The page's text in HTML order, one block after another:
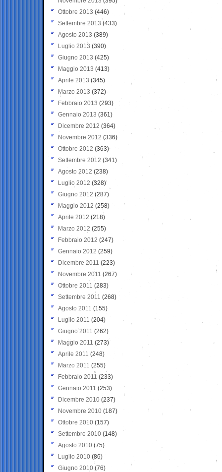
Ottobre 2013 (446)
Settembre 2013 (433)
Agosto 2013 (389)
Luglio 2013 (390)
Giugno 2013 (425)
Maggio 2013 (413)
Aprile 2013 (345)
Marzo 2013 (372)
Febbraio 2013 (293)
Gennaio 2013 (361)
Dicembre 2012 (364)
Novembre 2012 (336)
Ottobre 2012 (363)
Settembre 2012 (341)
Agosto 2012 (238)
Luglio 2012 (328)
Giugno 2012 (287)
Maggio 2012 (258)
Aprile 2012 (218)
Marzo 2012 (255)
Febbraio 2012 (247)
Gennaio 2012 (259)
Dicembre 2011 (223)
Novembre 2011 (267)
Ottobre 2011 (283)
Settembre 2011 (268)
Agosto 2011 (155)
Luglio 2011 (204)
Giugno 2011 (262)
Maggio 2011 (273)
Aprile 2011 (248)
Marzo 2011 (255)
Febbraio 2011 (233)
Gennaio 2011 (253)
Dicembre 2010 (237)
Novembre 2010 (187)
Ottobre 2010 (157)
Settembre 2010 (148)
Agosto 2010 (75)
Luglio 2010 (86)
Giugno 2010 (76)